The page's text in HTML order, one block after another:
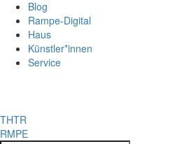
Blog
Rampe-Digital
Haus
Künstler*innen
Service
THTR
RMPE